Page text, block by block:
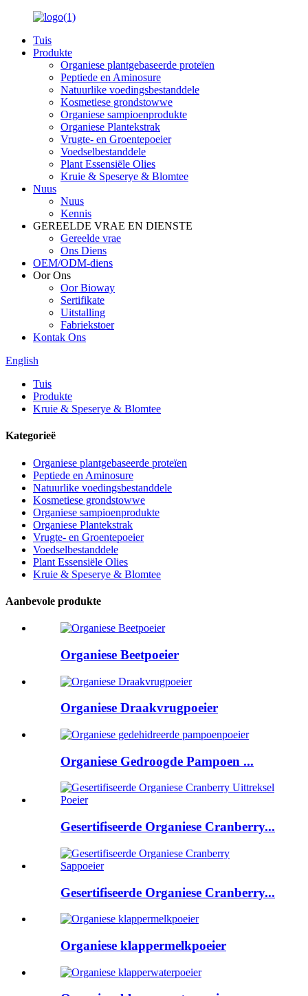
Tuis
Produkte
Organiese plantgebaseerde proteïen
Peptiede en Aminosure
Natuurlike voedingsbestanddele
Kosmetiese grondstowwe
Organiese sampioenprodukte
Organiese Plantekstrak
Vrugte- en Groentepoeier
Voedselbestanddele
Plant Essensiële Olies
Kruie & Speserye & Blomtee
Nuus
Nuus
Kennis
GEREELDE VRAE EN DIENSTE
Gereelde vrae
Ons Diens
OEM/ODM-diens
Oor Ons
Oor Bioway
Sertifikate
Uitstalling
Fabriekstoer
Kontak Ons
English
Tuis
Produkte
Kruie & Speserye & Blomtee
Kategorieë
Organiese plantgebaseerde proteïen
Peptiede en Aminosure
Natuurlike voedingsbestanddele
Kosmetiese grondstowwe
Organiese sampioenprodukte
Organiese Plantekstrak
Vrugte- en Groentepoeier
Voedselbestanddele
Plant Essensiële Olies
Kruie & Speserye & Blomtee
Aanbevole produkte
Organiese Beetpoeier
Organiese Draakvrugpoeier
Organiese Gedroogde Pampoen ...
Gesertifiseerde Organiese Cranberry...
Gesertifiseerde Organiese Cranberry...
Organiese klappermelkpoeier